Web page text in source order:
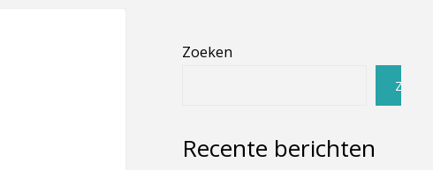
Zoeken
Recente berichten